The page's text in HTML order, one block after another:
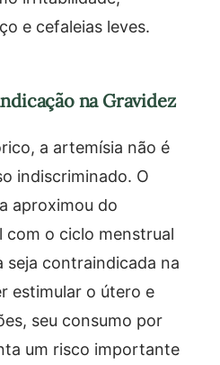
e cefaleias leves.
na Gravidez
a artemísia não é
indiscriminado. O
aproximou do
o ciclo menstrual
seja contraindicada na
estimular o útero e
seu consumo por
um risco importante